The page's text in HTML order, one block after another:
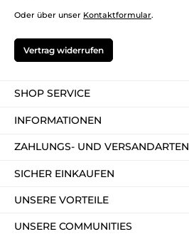
Oder über unser Kontaktformular.
Vertrag widerrufen
SHOP SERVICE
INFORMATIONEN
ZAHLUNGS- UND VERSANDARTEN
SICHER EINKAUFEN
UNSERE VORTEILE
UNSERE COMMUNITIES